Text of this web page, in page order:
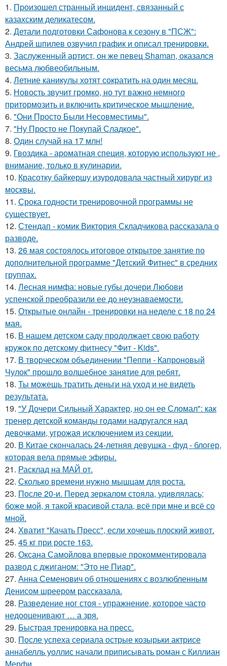
1. Произошел странный инцидент, связанный с
казахским деликатесом.
2. Детали подготовки Сафонова к сезону в "ПСЖ":
Андрей шпилев озвучил график и описал тренировки.
3. Заслуженный артист, он же певец Shaman, оказался
весьма любвеобильным.
4. Летние каникулы хотят сократить на один месяц.
5. Новость звучит громко, но тут важно немного
притормозить и включить критическое мышление.
6. "Они Просто Были Несовместимы".
7. "Ну Просто не Покупай Сладкое".
8. Один случай на 17 млн!
9. Гвоздика - ароматная специя, которую используют не ,
внимание, только в кулинарии.
10. Красотку байкершу изуродовала частный хирург из
москвы.
11. Срока годности тренировочной программы не
существует.
12. Стендап - комик Виктория Складчикова рассказала о
разводе.
13. 26 мая состоялось итоговое открытое занятие по
дополнительной программе "Детский Фитнес" в средних
группах.
14. Лесная нимфа: новые губы дочери Любови
успенской преобразили ее до неузнаваемости.
15. Открытые онлайн - тренировки на неделе с 18 по 24
мая.
16. В нашем детском саду продолжает свою работу
кружок по детскому фитнесу "Фит - Kids".
17. В творческом объединении "Пеппи - Капроновый
Чулок" прошло волшебное занятие для ребят.
18. Ты можешь тратить деньги на уход и не видеть
результата.
19. "У Дочери Сильный Характер, но он ее Сломал": как
тренер детской команды годами надругался над
девочками, угрожая исключением из секции.
20. В Китае скончалась 24-летняя девушка - фуд - блогер,
которая вела прямые эфиры.
21. Расклад на МАЙ от.
22. Сколько времени нужно мышцам для роста.
23. После 20-и. Перед зеркалом стояла, удивлялась;
боже мой, я такой красивой стала, всё при мне и всё со
мной.
24. Хватит "Качать Пресс", если хочешь плоский живот.
25. 45 кг при росте 163.
26. Оксана Самойлова впервые прокомментировала
развод с джиганом: "Это не Пиар".
27. Анна Семенович об отношениях с возлюбленным
Денисом шреером рассказала.
28. Разведение ног стоя - упражнение, которое часто
недооценивают … а зря.
29. Быстрая тренировка на пресс.
30. После успеха сериала острые козырьки актрисе
аннабелль уоллис начали приписывать роман с Киллиан
Мерфи.